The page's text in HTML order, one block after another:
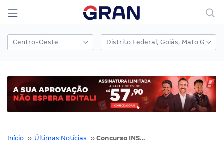
Início ›› Últimas Notícias ›› Concurso INSS: curso de formação tem novas datas. Confira!